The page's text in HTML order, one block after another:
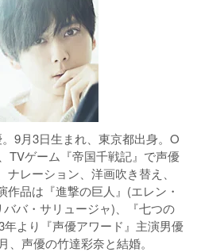
9月3日生まれ、東京都出身。O
TVゲーム『帝国千戦記』で声優
レーション、洋画吹き替え、
品は『進撃の巨人』(エレン・
バ・サリュージャ)、『七つの
より『声優アワード』主演男優
、声優の竹達彩奈と結婚。